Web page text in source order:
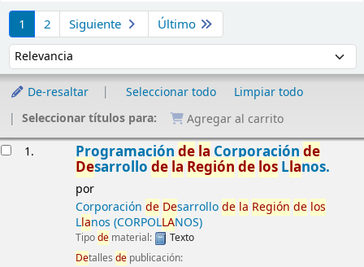
1 2 Siguiente Último
Ordenar por:
De-resaltar Seleccionar todo
Limpiar todo
Seleccionar títulos para:
Agregar al carrito
1. Programación de la Corporación de
Desarrollo de laRegión de losLlanos.
por
Corporación de Desarrollode la Región de los
Llanos (CORPOLLANOS)
Tipodematerial:
Texto
Detalles depublicación: